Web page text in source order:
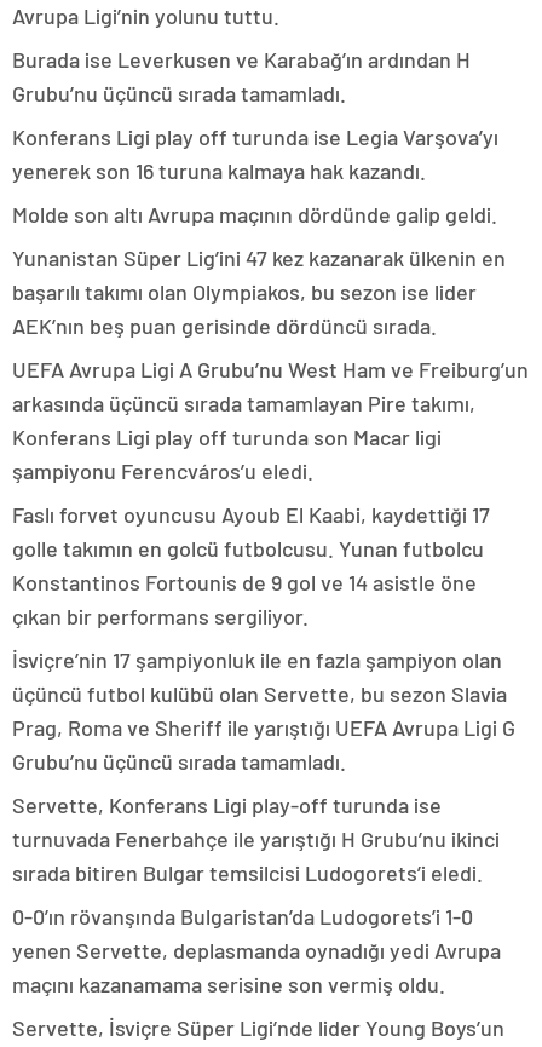
Avrupa Ligi’nin yolunu tuttu.
Burada ise Leverkusen ve Karabağ’ın ardından H
Grubu’nu üçüncü sırada tamamladı.
Konferans Ligi play off turunda ise Legia Varşova’yı
yenerek son 16 turuna kalmaya hak kazandı.
Molde son altı Avrupa maçının dördünde galip geldi.
Yunanistan Süper Lig’ini 47 kez kazanarak ülkenin en
başarılı takımı olan Olympiakos, bu sezon ise lider
AEK’nın beş puan gerisinde dördüncü sırada.
UEFA Avrupa Ligi A Grubu’nu West Ham ve Freiburg’un
arkasında üçüncü sırada tamamlayan Pire takımı,
Konferans Ligi play off turunda son Macar ligi
şampiyonu Ferencváros’u eledi.
Faslı forvet oyuncusu Ayoub El Kaabi, kaydettiği 17
golle takımın en golcü futbolcusu. Yunan futbolcu
Konstantinos Fortounis de 9 gol ve 14 asistle öne
çıkan bir performans sergiliyor.
İsviçre’nin 17 şampiyonluk ile en fazla şampiyon olan
üçüncü futbol kulübü olan Servette, bu sezon Slavia
Prag, Roma ve Sheriff ile yarıştığı UEFA Avrupa Ligi G
Grubu’nu üçüncü sırada tamamladı.
Servette, Konferans Ligi play-off turunda ise
turnuvada Fenerbahçe ile yarıştığı H Grubu’nu ikinci
sırada bitiren Bulgar temsilcisi Ludogorets’i eledi.
0-0’ın rövanşında Bulgaristan’da Ludogorets’i 1-0
yenen Servette, deplasmanda oynadığı yedi Avrupa
maçını kazanamama serisine son vermiş oldu.
Servette, İsviçre Süper Ligi’nde lider Young Boys’un